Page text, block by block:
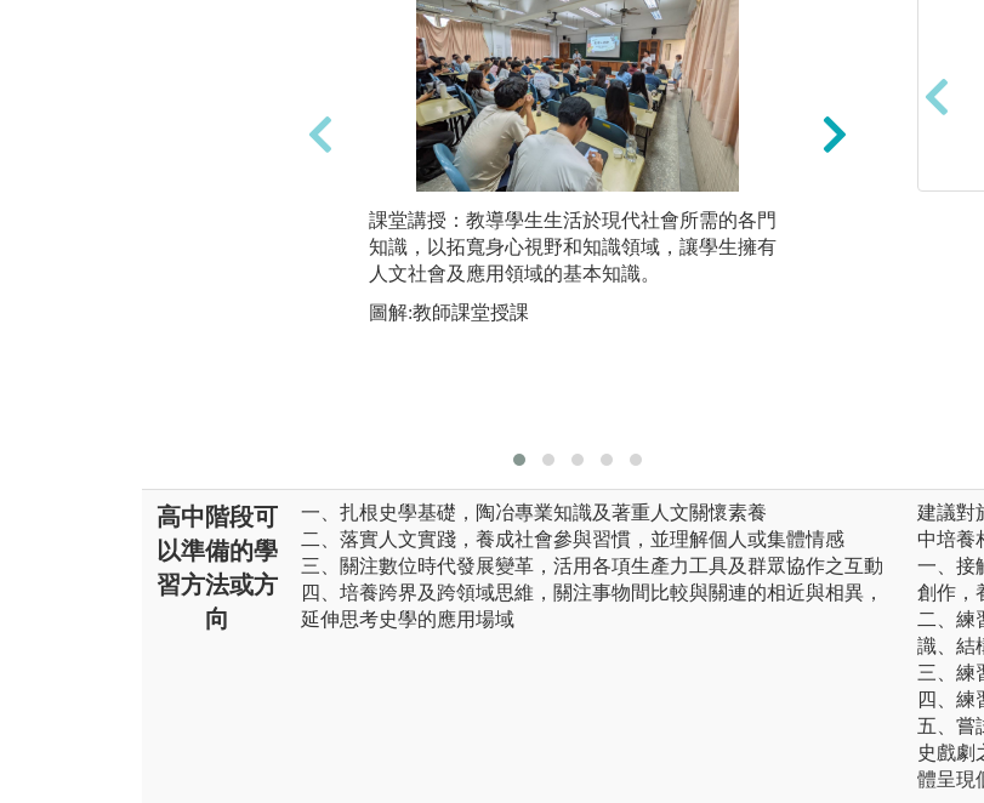
課堂講授：教導學生生活於現代社會所需的各門
知識，以拓寬身心視野和知識領域，讓學生擁有
人文社會及應用領域的基本知識。
圖解:教師課堂授課
野外
讓學
高中階段可
以準備的學
習方法或方
向
一、扎根史學基礎，陶冶專業知識及著重人文關懷素養
二、落實人文實踐，養成社會參與習慣，並理解個人或集體情感
三、關注數位時代發展變革，活用各項生產力工具及群眾協作之互動
四、培養跨界及跨領域思維，關注事物間比較與關連的相近與相異，
延伸思考史學的應用場域
建議對
中培養
一、接
創作，
二、練
識、結
三、練
四、練
五、嘗
史戲劇
體呈現